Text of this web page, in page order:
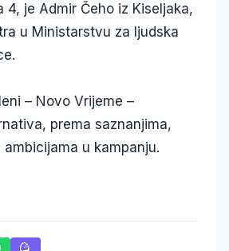
4, je Admir Čeho iz Kiseljaka,
u Ministarstvu za ljudska
– Novo Vrijeme –
prema saznanjima,
u kampanju.